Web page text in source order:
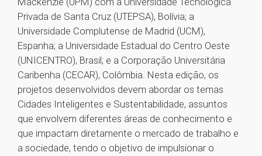
Privada de Santa Cruz (UTEPSA), Bolívia; a
Universidade Complutense de Madrid (UCM),
Espanha; a Universidade Estadual do Centro Oeste
(UNICENTRO), Brasil; e a Corporação Universitária
Caribenha (CECAR), Colômbia. Nesta edição, os
projetos desenvolvidos devem abordar os temas
Cidades Inteligentes e Sustentabilidade, assuntos
que envolvem diferentes áreas de conhecimento e
que impactam diretamente o mercado de trabalho e
a sociedade, tendo o objetivo de impulsionar o